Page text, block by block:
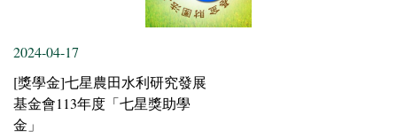
2024-04-17
[獎學金]七星農田水利研究發展
基金會113年度「七星獎助學
金」